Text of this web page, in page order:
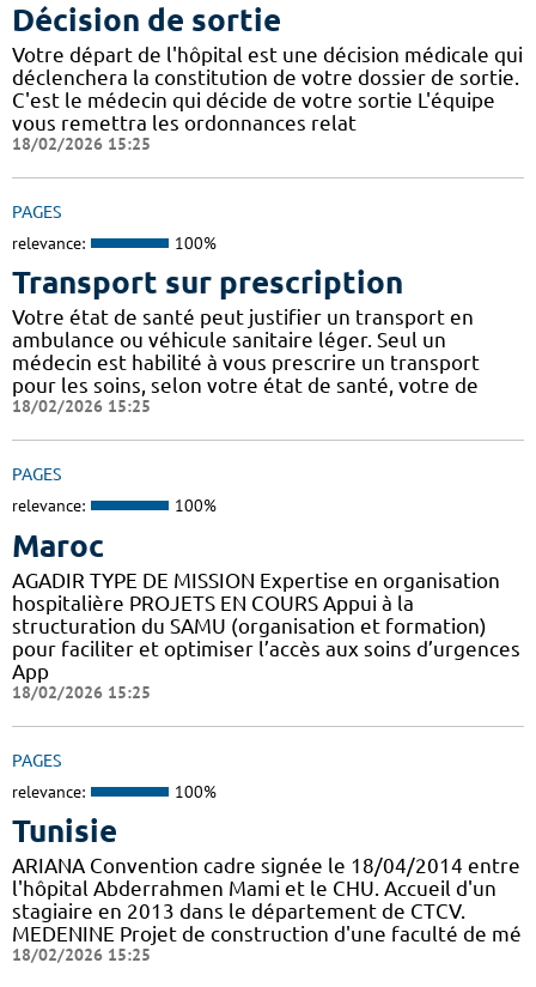
Décision de sortie
Votre départ de l'hôpital est une décision médicale qui
déclenchera la constitution de votre dossier de sortie.
C'est le médecin qui décide de votre sortie L'équipe
vous remettra les ordonnances relat
18/02/2026 15:25
PAGES
relevance: 100%
Transport sur prescription
Votre état de santé peut justifier un transport en
ambulance ou véhicule sanitaire léger. Seul un
médecin est habilité à vous prescrire un transport
pour les soins, selon votre état de santé, votre de
18/02/2026 15:25
PAGES
relevance: 100%
Maroc
AGADIR TYPE DE MISSION Expertise en organisation
hospitalière PROJETS EN COURS Appui à la
structuration du SAMU (organisation et formation)
pour faciliter et optimiser l’accès aux soins d’urgences
App
18/02/2026 15:25
PAGES
relevance: 100%
Tunisie
ARIANA Convention cadre signée le 18/04/2014 entre
l'hôpital Abderrahmen Mami et le CHU. Accueil d'un
stagiaire en 2013 dans le département de CTCV.
MEDENINE Projet de construction d'une faculté de mé
18/02/2026 15:25